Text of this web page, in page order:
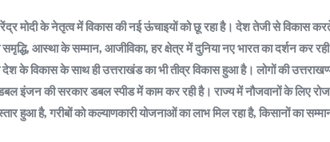
मोदी के नेतृत्व में विकास की नई ऊंचाइयों को छू रहा है। देश तेजी से विकास
आस्था के सम्मान, आजीविका, हर क्षेत्र में दुनिया नए भारत का दर्शन कर
देश के विकास के साथ ही उत्तराखंड का भी तीव्र विकास हुआ है। लोगों की
इंजन की सरकार डबल स्पीड में काम कर रही है। राज्य में नौजवानों के लिए
हुआ है, गरीबों को कल्याणकारी योजनाओं का लाभ मिल रहा है, किसानों का